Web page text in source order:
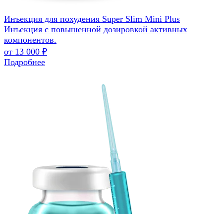
Инъекция для похудения Super Slim Mini Plus
Инъекция с повышенной дозировкой активных
компонентов.
от 13 000 ₽
Подробнее